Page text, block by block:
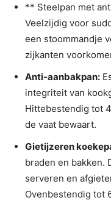
** Steelpan met
Veelzijdig voor
een stoommandje
zijkanten
Anti-aanbakpan:
integriteit van
Hittebestendig tot
de vaat bewaart.
Gietijzeren
braden en bakken.
serveren en
Ovenbestendig tot